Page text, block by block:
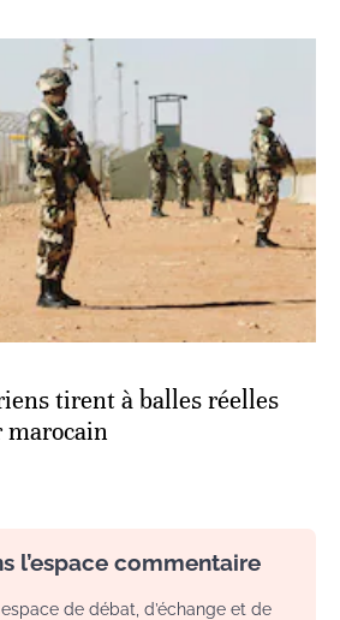
tirent à balles réelles
l’espace commentaire
de débat, d’échange et de